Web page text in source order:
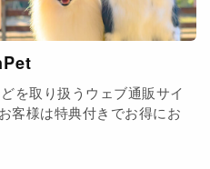
を取り扱うウェブ通販サイ
客様は特典付きでお得にお